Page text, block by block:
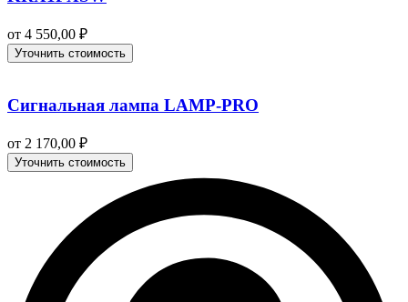
от 4 550,00 ₽
Уточнить стоимость
Сигнальная лампа LAMP‑PRO
от 2 170,00 ₽
Уточнить стоимость